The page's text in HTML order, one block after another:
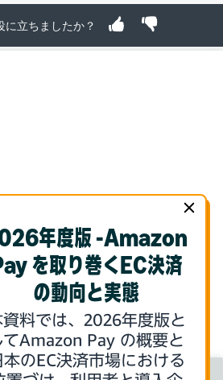
に立ちましたか？
向け
or its Affiliates
年度版 -Amazon
を取り巻くEC決済
の動向と実態
資料では、2026年度版と
てAmazon Pay の概要と
本のEC決済市場における